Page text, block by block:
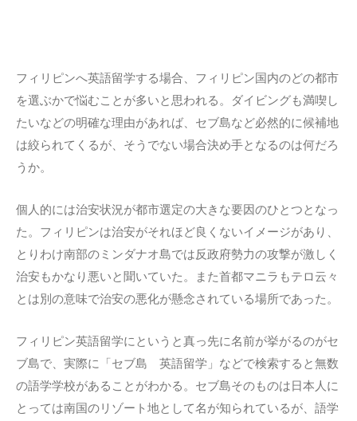
フィリピンへ英語留学する場合、フィリピン国内のどの都市
を選ぶかで悩むことが多いと思われる。ダイビングも満喫し
たいなどの明確な理由があれば、セブ島など必然的に候補地
は絞られてくるが、そうでない場合決め手となるのは何だろ
うか。
個人的には治安状況が都市選定の大きな要因のひとつとなっ
た。フィリピンは治安がそれほど良くないイメージがあり、
とりわけ南部のミンダナオ島では反政府勢力の攻撃が激しく
治安もかなり悪いと聞いていた。また首都マニラもテロ云々
とは別の意味で治安の悪化が懸念されている場所であった。
フィリピン英語留学にというと真っ先に名前が挙がるのがセ
ブ島で、実際に「セブ島 英語留学」などで検索すると無数
の語学学校があることがわかる。セブ島そのものは日本人に
とっては南国のリゾート地として名が知られているが、語学